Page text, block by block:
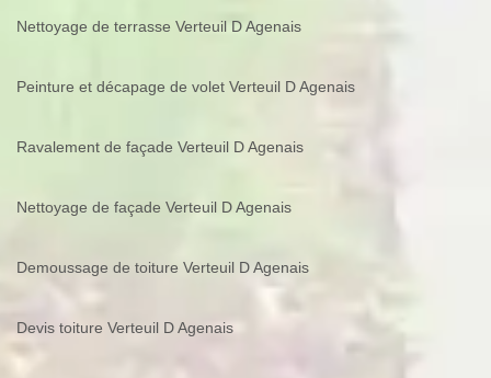
Nettoyage de terrasse Verteuil D Agenais
Peinture et décapage de volet Verteuil D Agenais
Ravalement de façade Verteuil D Agenais
Nettoyage de façade Verteuil D Agenais
Demoussage de toiture Verteuil D Agenais
Devis toiture Verteuil D Agenais